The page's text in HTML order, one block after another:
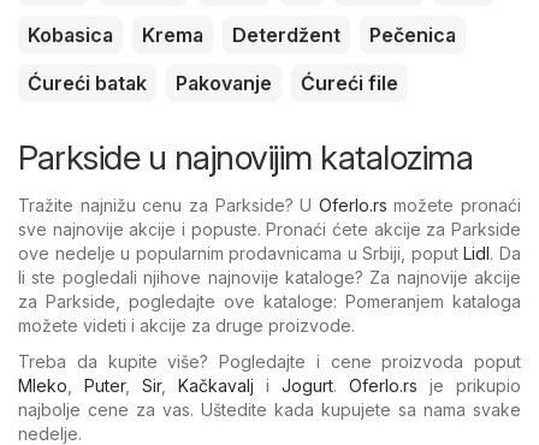
Kobasica
Krema Deterdžent
Pečenica
Ćureći batak
Pakovanje Ćureći file
Parkside u najnovijim katalozima
Tražite najnižu cenu za Parkside? U Oferlo.rs možete pronaći
sve najnovije akcije i popuste. Pronaći ćete akcije za Parkside
ove nedelje u popularnim prodavnicama u Srbiji, poputLidl. Da
li ste pogledali njihove najnovije kataloge? Za najnovije akcije
za Parkside, pogledajte ove kataloge: Pomeranjem kataloga
možete videti i akcije za druge proizvode.
Treba da kupite više? Pogledajte i cene proizvoda poput
Mleko
Puter, Sir, Kačkavalj i Jogurt. Oferlo.rs je prikupio
najbolje cene za vas. Uštedite kada kupujete sa nama svake
nedelje.